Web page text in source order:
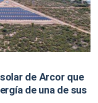
de Arcor que
de una de sus